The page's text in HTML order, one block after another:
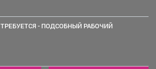
ТРЕБУЕТСЯ - ПОДСОБНЫЙ РАБОЧИЙ